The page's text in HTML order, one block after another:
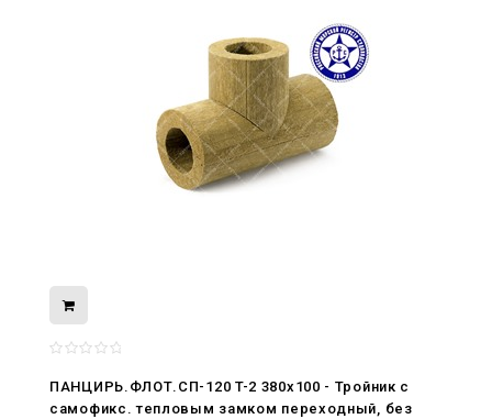
ПАНЦИРЬ.ФЛОТ.СП-120 T-2 380x100 - Тройник c
самофикс. тепловым замком переходный, без
нами